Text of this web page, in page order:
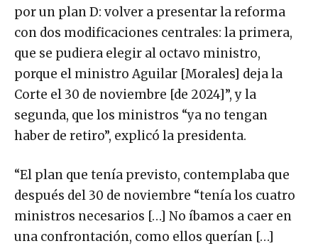
por un plan D: volver a presentar la reforma
con dos modificaciones centrales: la primera,
que se pudiera elegir al octavo ministro,
porque el ministro Aguilar [Morales] deja la
Corte el 30 de noviembre [de 2024]”, y la
segunda, que los ministros “ya no tengan
haber de retiro”, explicó la presidenta.
“El plan que tenía previsto, contemplaba que
después del 30 de noviembre “tenía los cuatro
ministros necesarios […] No íbamos a caer en
una confrontación, como ellos querían […]